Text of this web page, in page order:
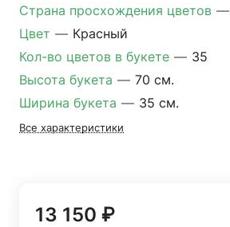
Страна просхождения цветов —
Цвет — Красный
Кол-во цветов в букете — 35
Высота букета — 70 см.
Ширина букета — 35 см.
Все характеристики
13 150 ₽